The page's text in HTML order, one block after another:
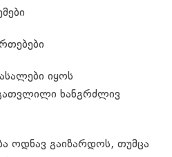
იყოს
ხანგრძლივ
ოდნავ გაიზარდოს, თუმცა